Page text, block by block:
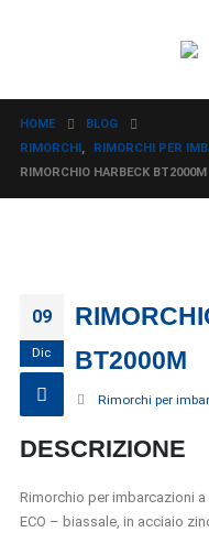
HOME
BLOG
RIMORCHI,
RIMORCHI PER
RIMORCHIO HARBECK BT2000M
09
Dic
BT2000M
Rimorchi per
DESCRIZIONE
Rimorchio per imbarcazioni a
ECO – biassale, in acciaio